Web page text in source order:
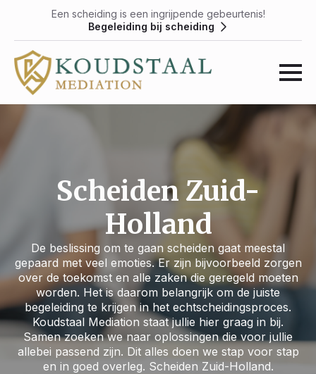
Een scheiding is een ingrijpende gebeurtenis!
Begeleiding bij scheiding
Scheiden Zuid-
Holland
De beslissing om te gaan scheiden gaat meestal
gepaard met veel emoties. Er zijn bijvoorbeeld zorgen
over de toekomst en alle zaken die geregeld moeten
worden. Het is daarom belangrijk om de juiste
begeleiding te krijgen in het echtscheidingsproces.
Koudstaal Mediation staat jullie hier graag in bij.
Samen zoeken we naar oplossingen die voor jullie
allebei passend zijn. Dit alles doen we stap voor stap
en in goed overleg. Scheiden Zuid-Holland.